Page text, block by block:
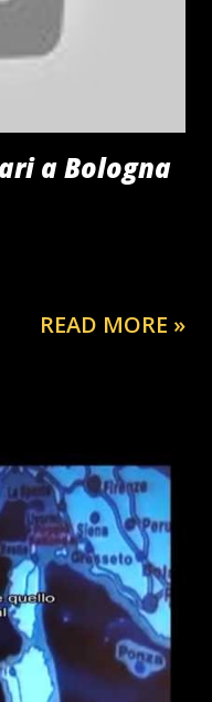
della rianimazione,
a Bologna
READ MORE »